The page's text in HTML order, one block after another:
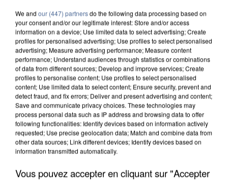
UNE TOURISTE DE L’OISE EMPORTÉE PAR UNE
We and our (447) partnersdo the following data processing based on
your consent and/or our legitimate interest: Store and/or access
information on a device; Use limited data to select advertising; Create
profiles for personalised advertising; Use profiles to select personalised
advertising; Measure advertising performance; Measure content
performance; Understand audiences through statistics or combinations
of data from different sources; Develop and improve services; Create
profiles to personalise content; Use profiles to select personalised
content; Use limited data to select content; Ensure security, prevent and
detect fraud, and fix errors; Deliver and present advertising and content;
Save and communicate privacy choices. These technologies may
process personal data such as IP address and browsing data to offer
following functionalities: Identify devices based on information actively
requested; Use precise geolocation data; Match and combine data from
other data sources; Link different devices; Identify devices based on
information transmitted automatically.
Vous pouvez accepter en cliquant sur "Accepter